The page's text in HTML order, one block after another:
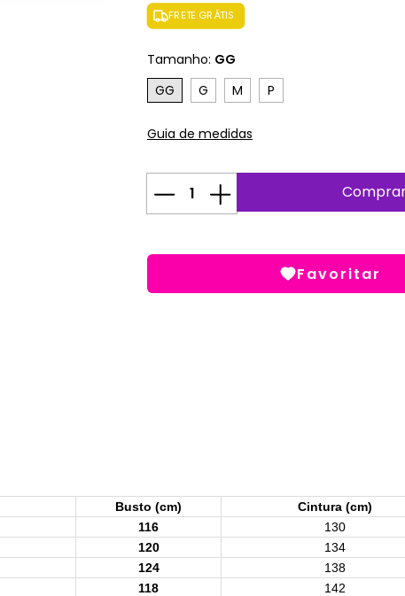
FRETE GRÁTIS
Tamanho: GG
GG
G M P
Guia de medidas
Favoritar
Busto (cm)
Cintura (cm)
116
130
120
134
124
138
118
142